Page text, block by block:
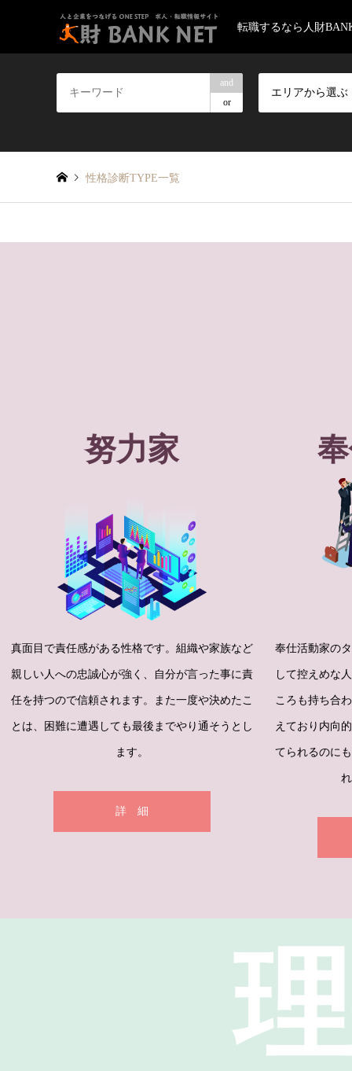
転職するなら人財
and
or
エリアから選ぶ
性格診断TYPE一覧
努力家
真面目で責任感がある性格です。組織や家族など
親しい人への忠誠心が強く、自分が言った事に責
任を持つので信頼されます。また一度や決めたこ
とは、困難に遭遇しても最後までやり通そうとし
ます。
詳 細
奉仕活動家の
して控えめな
ころも持ち合
えており内向
てられるのに